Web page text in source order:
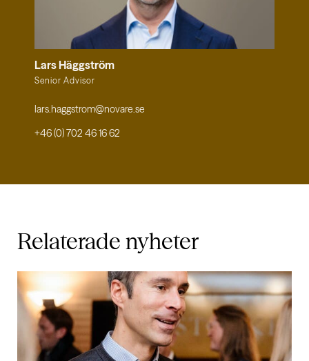
Lars Häggström
Senior Advisor
lars.haggstrom@novare.se
+46 (0) 702 46 16 62
Relaterade nyheter